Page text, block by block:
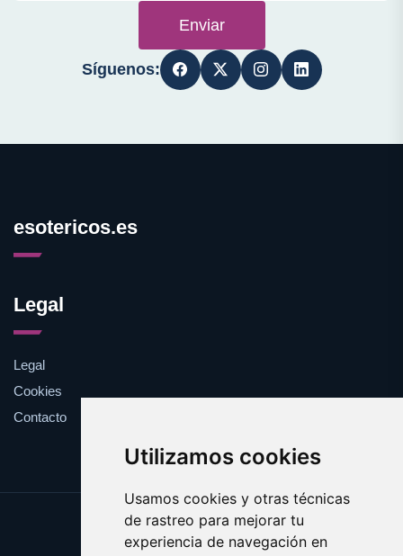
Utilizamos cookies
Usamos cookies y otras técnicas
de rastreo para mejorar tu
experiencia de navegación en
Enviar
Síguenos:
esotericos.es
Legal
Legal
Cookies
Contacto
Update cookies preferences